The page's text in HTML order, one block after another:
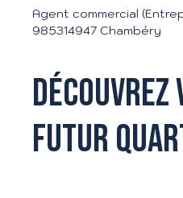
Agent commercial
985314947 Chambéry
futur